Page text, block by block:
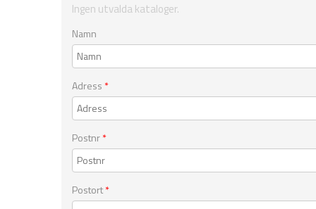
Ingen utvalda kataloger.
Namn
Adress *
Postnr*
Postort*